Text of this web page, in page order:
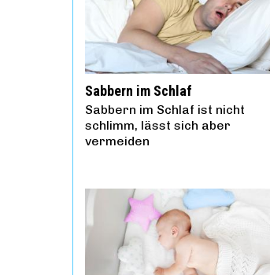
Sabbern im Schlaf
Sabbern im Schlaf ist nicht
schlimm, lässt sich aber
vermeiden